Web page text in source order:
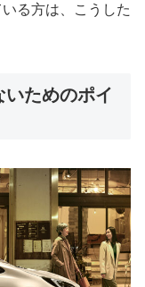
る方は、こうした
ためのポイ